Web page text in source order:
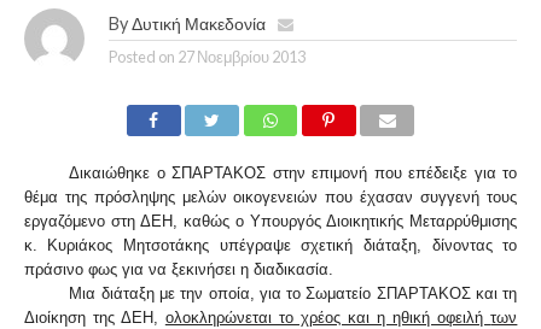
By Δυτική Μακεδονία
Posted on 27 Νοεμβρίου 2013
Δικαιώθηκε ο ΣΠΑΡΤΑΚΟΣ στην επιμονή που επέδειξε για το
θέμα της πρόσληψης μελών οικογενειών που έχασαν συγγενή τους
εργαζόμενο στη ΔΕΗ, καθώς ο Υπουργός Διοικητικής Μεταρρύθμισης
κ. Κυριάκος Μητσοτάκης υπέγραψε σχετική διάταξη, δίνοντας το
πράσινο φως για να ξεκινήσει η διαδικασία.
Μια διάταξη με την οποία, για το Σωματείο ΣΠΑΡΤΑΚΟΣ και τη
Διοίκηση της ΔΕΗ, ολοκληρώνεται το χρέος και η ηθική οφειλήτων